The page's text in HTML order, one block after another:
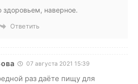
наверное.
Ответить
07 августа 2021 15:39
раз даёте пищу для